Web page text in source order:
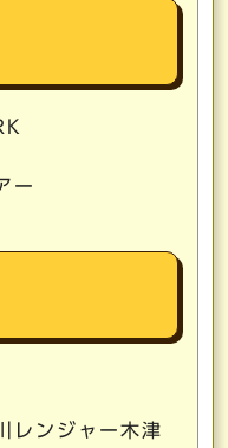
ー
レンジャー木津